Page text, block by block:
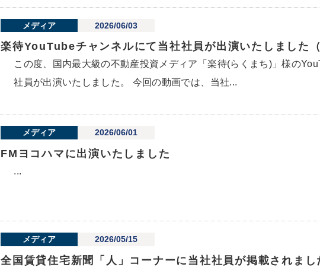
メディア 2026/06/03
楽待YouTubeチャンネルにて当社社員が出演いたしました
この度、国内最大級の不動産投資メディア「楽待(らくまち)」様の
社員が出演いたしました。 今回の動画では、当社...
メディア 2026/06/01
FMヨコハマに出演いたしました
...
メディア 2026/05/15
全国賃貸住宅新聞「人」コーナーに当社社員が掲載されまし